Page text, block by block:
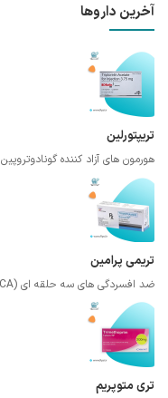
آخرین داروها
تریپتورلین
هورمون های آزاد کننده گونادوتروپین
تریمی پرامین
ضد افسردگی های سه حلقه ای (TCA)
تری متوپریم